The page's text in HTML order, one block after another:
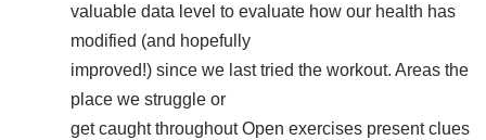
valuable data level to evaluate how our health has
modified (and hopefully
improved!) since we last tried the workout. Areas the
place we struggle or
get caught throughout Open exercises present clues